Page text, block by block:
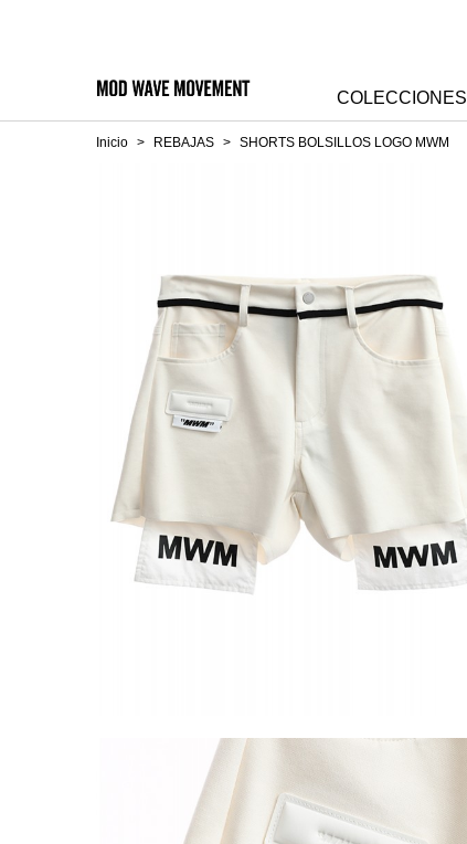
COLECCIONES
Inicio > REBAJAS > SHORTS BOLSILLOS LOGO MWM